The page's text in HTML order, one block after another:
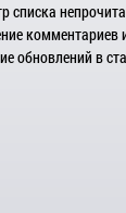
списка
комментариев
обновлений в